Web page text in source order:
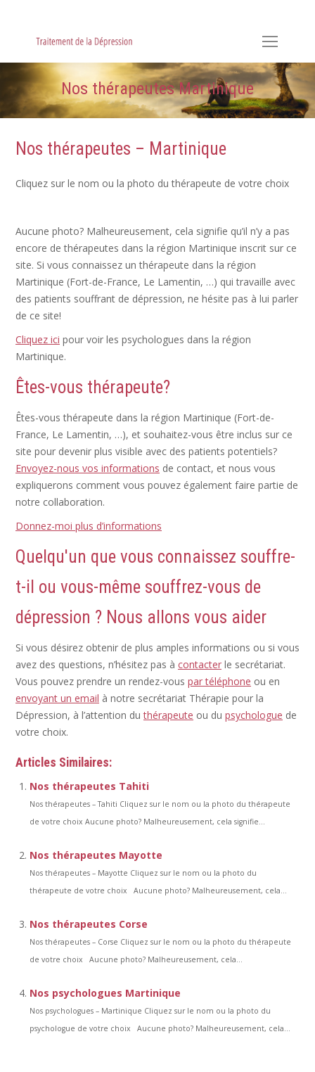
Nos thérapeutes Martinique
Nos thérapeutes – Martinique
Cliquez sur le nom ou la photo du thérapeute de votre choix
Aucune photo? Malheureusement, cela signifie qu’il n’y a pas
encore de thérapeutes dans la région Martinique inscrit sur ce
site. Si vous connaissez un thérapeute dans la région
Martinique (Fort-de-France, Le Lamentin, …) qui travaille avec
des patients souffrant de dépression, ne hésite pas à lui parler
de ce site!
Cliquez ici pour voir les psychologues dans la région
Martinique.
Êtes-vous thérapeute?
Êtes-vous thérapeute dans la région Martinique (Fort-de-
France, Le Lamentin, …), et souhaitez-vous être inclus sur ce
site pour devenir plus visible avec des patients potentiels?
Envoyez-nous vos informations de contact, et nous vous
expliquerons comment vous pouvez également faire partie de
notre collaboration.
Donnez-moi plus d’informations
Quelqu'un que vous connaissez souffre-
t-il ou vous-même souffrez-vous de
dépression ? Nous allons vous aider
Si vous désirez obtenir de plus amples informations ou si vous
avez des questions, n’hésitez pas à contacter le secrétariat.
Vous pouvez prendre un rendez-vous par téléphone ou en
envoyant un email à notre secrétariat Thérapie pour la
Dépression, à l’attention duthérapeute ou du psychologue de
votre choix.
Articles Similaires:
Nos thérapeutes Tahiti
Nos thérapeutes – Tahiti Cliquez sur le nom ou la photo du thérapeute
de votre choix Aucune photo? Malheureusement, cela signifie...
Nos thérapeutes Mayotte
Nos thérapeutes – Mayotte Cliquez sur le nom ou la photo du
thérapeute de votre choix Aucune photo? Malheureusement, cela...
Nos thérapeutes Corse
Nos thérapeutes – Corse Cliquez sur le nom ou la photo du thérapeute
de votre choix Aucune photo? Malheureusement, cela...
Nos psychologues Martinique
Nos psychologues – Martinique Cliquez sur le nom ou la photo du
psychologue de votre choix Aucune photo? Malheureusement, cela...